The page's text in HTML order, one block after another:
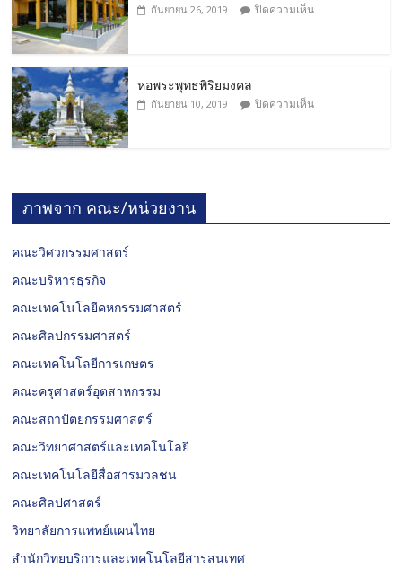
กันยายน 26, 2019 ปิดความเห็น
หอพระพุทธพิริยมงคล
กันยายน 10, 2019 ปิดความเห็น
ภาพจาก คณะ/หน่วยงาน
คณะวิศวกรรมศาสตร์
คณะบริหารธุรกิจ
คณะเทคโนโลยีคหกรรมศาสตร์
คณะศิลปกรรมศาสตร์
คณะเทคโนโลยีการเกษตร
คณะครุศาสตร์อุตสาหกรรม
คณะสถาปัตยกรรมศาสตร์
คณะวิทยาศาสตร์และเทคโนโลยี
คณะเทคโนโลยีสื่อสารมวลชน
คณะศิลปศาสตร์
วิทยาลัยการแพทย์แผนไทย
สำนักวิทยบริการและเทคโนโลยีสารสนเทศ